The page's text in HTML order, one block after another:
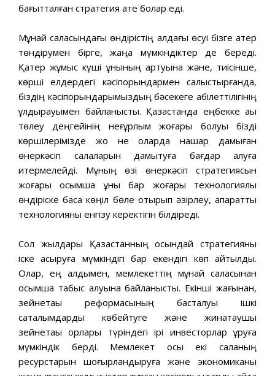
бағытталған стратегия қате болар едi.
Мұнай саласындағы өндiрiстің алдағы өсуi бiзге қатер
төндiрумен бiрге, жаңа мүмкiндiктер де бередi.
Қатер жұмыс күшi құнының артуына жəне, тиiсiнше,
көршi елдердегi кəсiпорындармен салыстырғанда,
бiздің кəсіпорындарымыздың бəсекеге қабілеттiлiгiнің
құлдырауымен байланысты. Қазақстанда еңбекке ақы
төлеу деңгейiнiң неғұрлым жоғары болуы бiздi
көршiлерiмiзде жоқ не оларда нашар дамыған
өнеркəсiп салаларын дамытуға бағдар алуға
итермелейдi. Мұның өзi өнеркəсiп стратегиясын
жоғары қосымша құны бар жоғары технологиялық
өндiрiске баса көңiл бөле отырып əзiрлеу, ақпараттық
технологияны енгiзу керектiгiн бiлдiредi.
Сол жылдары Қазақстанның осындай стратегияны
iске асыруға мүмкіндігі бар екендігі көп айтылды.
Олар, ең алдымен, мемлекеттiң мұнай саласынан
қосымша табыс алуына байланысты. Екiншi жағынан,
зейнетақы реформасының басталуы iшкi
сақталымдарды көбейтуге жəне жинақтаушы
зейнетақы қорлары түрiндегi iрi инвесторлар құруға
мүмкiндiк бердi. Мемлекет осы екi саланың
ресурстарын шоғырландыруға жəне экономиканы